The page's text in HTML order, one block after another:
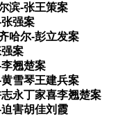
滨-张王策案
强案
哈尔-彭立发案
案
翘楚案
雪琴王建兵案
永丁家喜李翘楚案
害胡佳刘霞